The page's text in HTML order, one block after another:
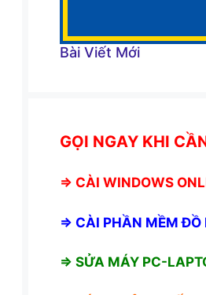
Bài Viết Mới
GỌI NGAY KHI
⇒ CÀI WINDOWS
⇒ CÀI PHẦN MỀM ĐỒ
⇒ SỬA MÁY PC-